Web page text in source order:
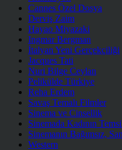
Cannes Özel Dosya
Derviş Zaim
Hayao Miyazaki
Ingmar Bergman
İtalyan Yeni Gerçekçiliği
Jacques Tati
Nuri Bilge Ceylan
Pelikülde Türkiye
Reha Erdem
Savaş Temalı Filmler
Sinema ve Cinsellik
Sinemada Kadının
Sinemanın Bağımsız,
Western